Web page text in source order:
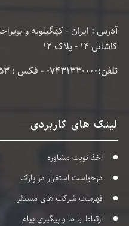
آدرس : ایران - کهگیلویه و
کاشانی 14 - پلاک 12
تلفن:۰۷۴۳۱۳۳۰۰۰۰ - فکس : 07433230553
لینک های کاربردی
اخذ نوبت مشاوره
درخواست استقرار در پارک
فهرست شرکت های مستقر
ارتباط با ما و پیگیری پیام